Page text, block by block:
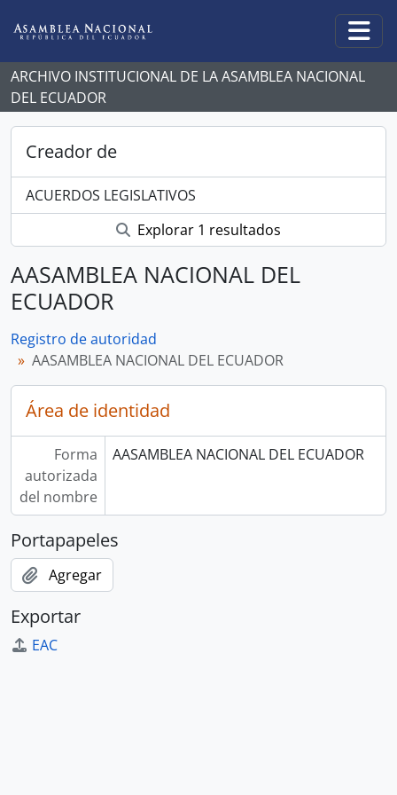
ARCHIVO INSTITUCIONAL DE LA ASAMBLEA NACIONAL
DEL ECUADOR
Creador de
ACUERDOS LEGISLATIVOS
Explorar 1 resultados
AASAMBLEA NACIONAL DEL
ECUADOR
Registro de autoridad
AASAMBLEA NACIONAL DEL ECUADOR
Área de identidad
Forma
autorizada
del nombre
AASAMBLEA NACIONAL DEL ECUADOR
Portapapeles
Agregar
Exportar
EAC